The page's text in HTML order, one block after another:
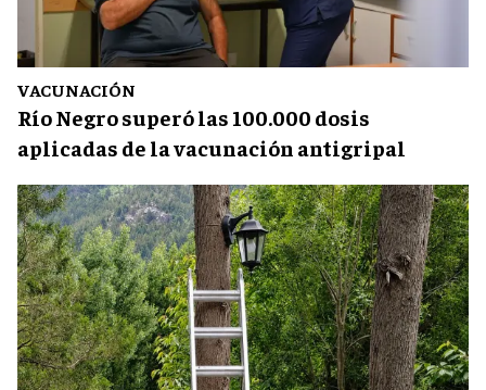
VACUNACIÓN
Río Negro superó las 100.000 dosis
aplicadas de la vacunación antigripal